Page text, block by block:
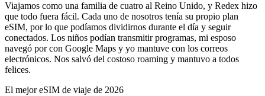
Viajamos como una familia de cuatro al Reino Unido, y Redex hizo
que todo fuera fácil. Cada uno de nosotros tenía su propio plan
eSIM, por lo que podíamos dividirnos durante el día y seguir
conectados. Los niños podían transmitir programas, mi esposo
navegó por con Google Maps y yo mantuve con los correos
electrónicos. Nos salvó del costoso roaming y mantuvo a todos
felices.
El mejor eSIM de viaje de 2026